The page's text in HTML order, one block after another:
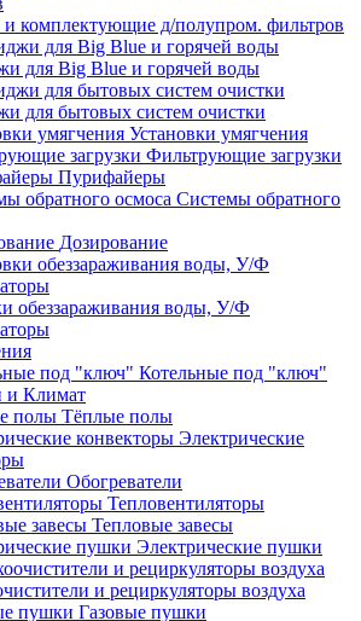
комплектующие д/полупром. фильтров
для Big Blue и горячей воды
для бытовых систем очистки
Установки умягчения
Фильтрующие загрузки
Пурифайеры
Системы обратного
Дозирование
обеззараживания воды, У/Ф
Котельные под "ключ"
и Климат
Тёплые полы
Электрические
Обогреватели
Тепловентиляторы
Тепловые завесы
Электрические пушки
и рециркуляторы воздуха
Газовые пушки